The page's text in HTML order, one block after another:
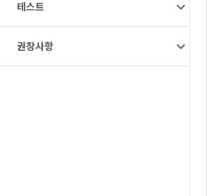
테스트
권장사항